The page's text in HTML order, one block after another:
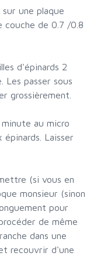
une plaque
couche de 0.7 /0.8
d'épinards 2
Les passer sous
grossièrement.
au micro
épinards. Laisser
(si vous en
monsieur (sinon
pour
de même
dans une
recouvrir d'une